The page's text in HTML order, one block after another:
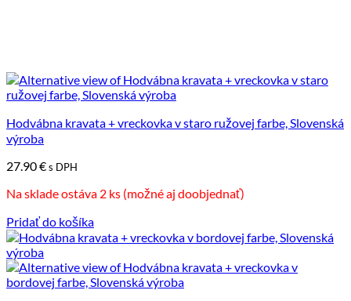
Hodvábna kravata + vreckovka v staro ružovej farbe, Slovenská
výroba
27.90€s DPH
Na sklade ostáva 2 ks (možné aj doobjednať)
Pridať do košíka